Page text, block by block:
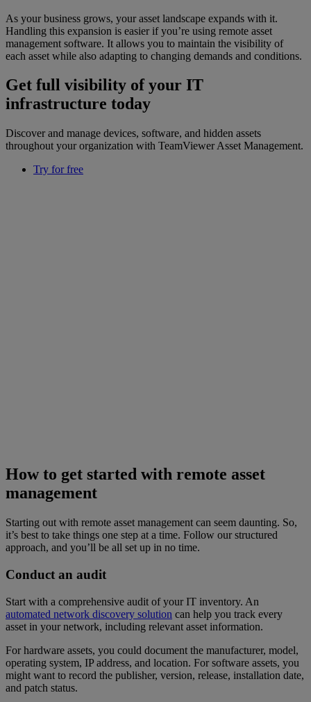
As your business grows, your asset landscape expands with it.
Handling this expansion is easier if you’re using remote asset
management software. It allows you to maintain the visibility of
each asset while also adapting to changing demands and conditions.
Get full visibility of your IT
infrastructure today
Discover and manage devices, software, and hidden assets
throughout your organization with TeamViewer Asset Management.
Try for free
How to get started with remote asset
management
Starting out with remote asset management can seem daunting. So,
it’s best to take things one step at a time. Follow our structured
approach, and you’ll be all set up in no time.
Conduct an audit
Start with a comprehensive audit of your IT inventory. An
automated network discovery solution can help you track every
asset in your network, including relevant asset information.
For hardware assets, you could document the manufacturer, model,
operating system, IP address, and location. For software assets, you
might want to record the publisher, version, release, installation date,
and patch status.